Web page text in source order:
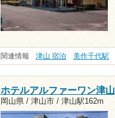
関連情報 津山 宿泊 美作千代駅
ホテルアルファーワン津山
岡山県 / 津山市 / 津山駅162m